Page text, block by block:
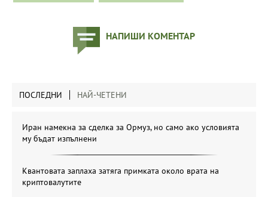
НАПИШИ КОМЕНТАР
ПОСЛЕДНИ НАЙ-ЧЕТЕНИ
Иран намекна за сделка за Ормуз, но само ако условията
му бъдат изпълнени
Квантовата заплаха затяга примката около врата на
криптовалутите